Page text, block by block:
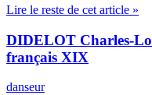
Lire le reste de cet article »
DIDELOT Charles-
français XIX
danseur